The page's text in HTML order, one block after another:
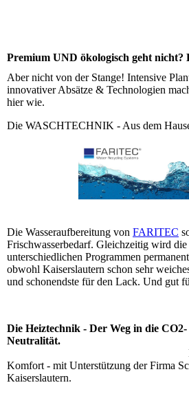
Premium UND ökologisch geht nicht?
Aber nicht von der Stange! Intensive
innovativer Absätze & Technologien
hier wie.
Die WASCHTECHNIK - Aus dem
Die Wasseraufbereitung von FARITEC
Frischwasserbedarf. Gleichzeitig wird die
unterschiedlichen Programmen
obwohl Kaiserslautern schon sehr
und schonendste für den Lack. Und gut
Die Heiztechnik - Der Weg in die CO2-
Neutralität.
Bei höchster
Komfort - mit Unterstützung der Firma
Kaiserslautern.